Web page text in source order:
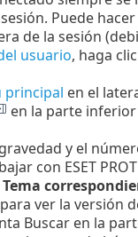
Puede hacer
de la sesión
usuario, haga
principal en el
en la parte
y el
con ESET
Tema
ver la versión
Buscar en la